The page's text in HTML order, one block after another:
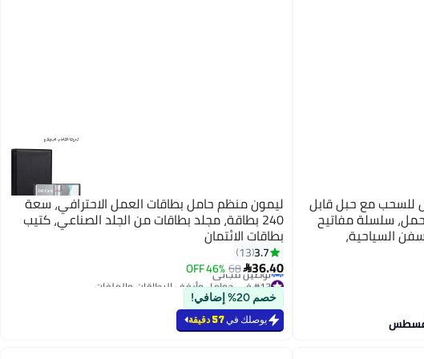
للسحب مع حبل قابل
سلسلة مفاتيح
السياحية،
للنساء
ليمون منظم حامل بطاقات العمل الاحترافي، سعة
240 بطاقة، مجلد بطاقات من الجلد الصناعي، كتيب
بطاقات الائتمان
3.7
13
36.40
68
46% OFF
#13 في حوامل وأرفف البطاقات والملفات
أقل سعر في 7 يوم
توصيل مجاني
#13 في حوامل وأرفف البطاقات والملفات
خصم 20% إضافي!
يوصلك في57 دقيقة